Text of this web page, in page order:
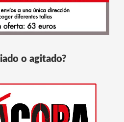
o agitado?